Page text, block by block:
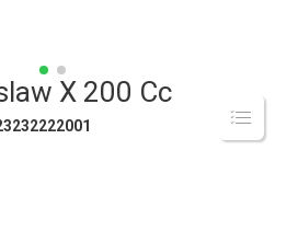
X 200 Cc